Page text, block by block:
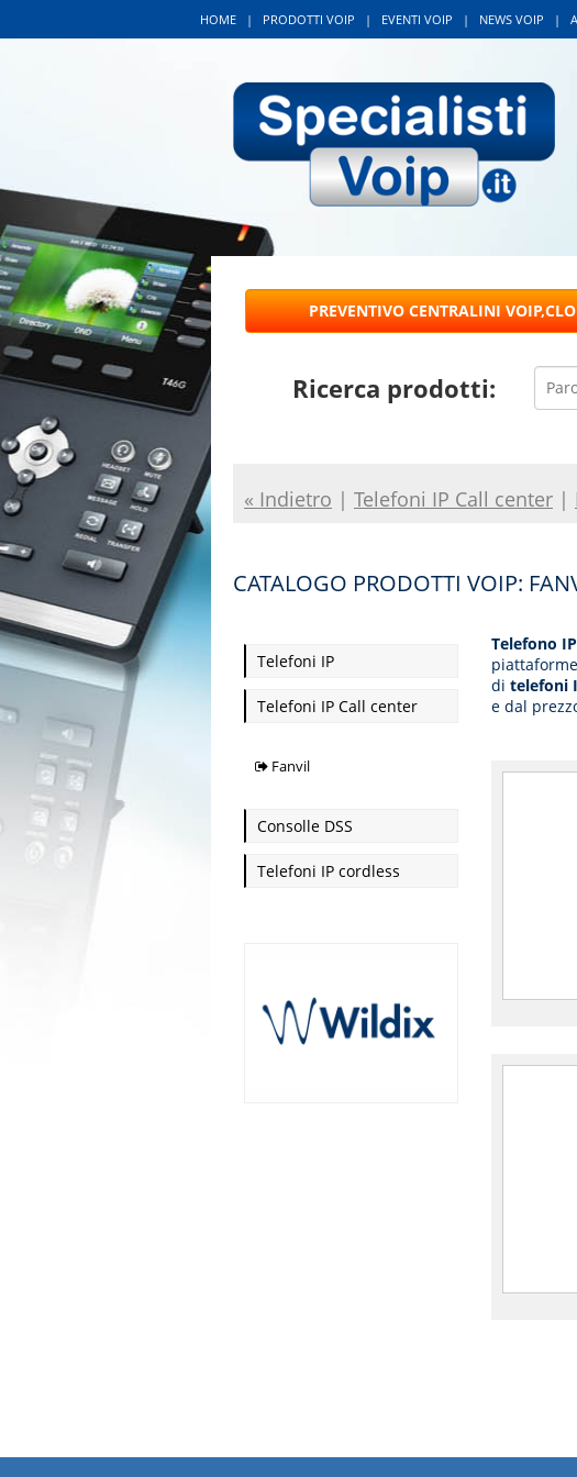
HOME | PRODOTTI VOIP | EVENTI VOIP | NEWS VOIP |
Ricerca prodotti:
« Indietro | Telefoni IP Call center |
CATALOGO PRODOTTI VOIP:
Telefoni IP
Telefoni IP Call center
Fanvil
Consolle DSS
Telefoni IP cordless
Telefono
di telefoni
e dal